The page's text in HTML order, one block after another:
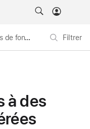
Filtrer
à des